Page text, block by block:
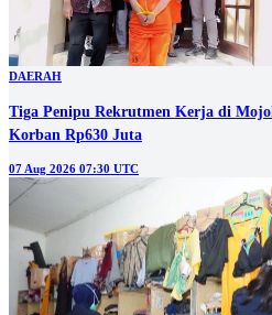
DAERAH
Tiga Penipu Rekrutmen Kerja di
Korban Rp630 Juta
07 Aug 2026 07:30 UTC